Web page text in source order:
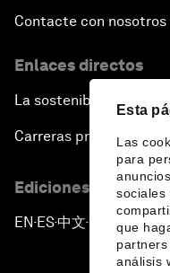
Esta
Las
para
sociales
que
análisis
Contacte con nosotros
Enlaces directos
La sostenibilidad en el
Carreras profesionales
Ediciones en otros
EN ▪ES▪中文▪ 日本語